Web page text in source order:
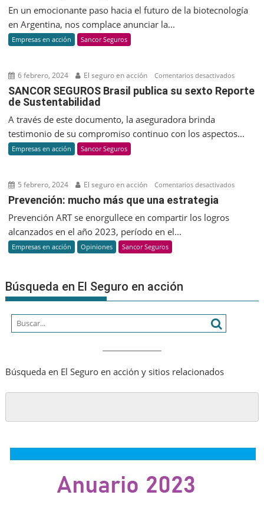
anuncian
y
En un emocionante paso hacia el futuro de la biotecnología
en Argentina, nos complace anunciar la...
Empresas en acción Sancor Seguros
6 febrero, 2024 El seguro en acción Comentarios desactivadosen
SANCOR
su
SANCOR SEGUROS Brasil publica su sexto Reporte
de Sustentabilidad
A través de este documento, la aseguradora brinda
testimonio de su compromiso continuo con los aspectos...
Empresas en acción Sancor Seguros
5 febrero, 2024 El seguro en acción Comentarios desactivadosen
Prevención: mucho más que una estrategia
Prevención ART se enorgullece en compartir los logros
alcanzados en el año 2023, período en el...
Empresas en acción Opiniones Sancor Seguros
Búsqueda en El Seguro en acción
Búsqueda en El Seguro en acción y sitios relacionados